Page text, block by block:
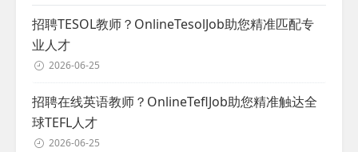
招聘TESOL教师？OnlineTesolJob助您精准匹配专
业人才
2026-06-25
招聘在线英语教师？OnlineTeflJob助您精准触达全
球TEFL人才
2026-06-25